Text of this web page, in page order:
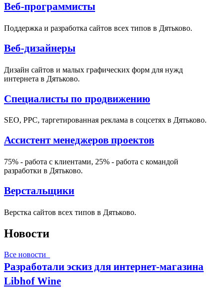
Веб-программисты
Поддержка и разработка сайтов всех типов в Дятьково.
Веб-дизайнеры
Дизайн сайтов и малых графических форм для нужд
интернета в Дятьково.
Специалисты по продвижению
SEO, PPC, таргетированная реклама в соцсетях в Дятьково.
Ассистент менеджеров проектов
75% - работа с клиентами, 25% - работа с командой
разработки в Дятьково.
Верстальщики
Верстка сайтов всех типов в Дятьково.
Новости
Все новости
Разработали эскиз для интернет-магазина
Libhof Wine